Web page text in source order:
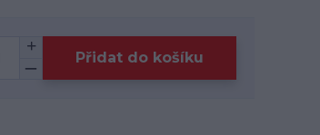
Přidat do košíku